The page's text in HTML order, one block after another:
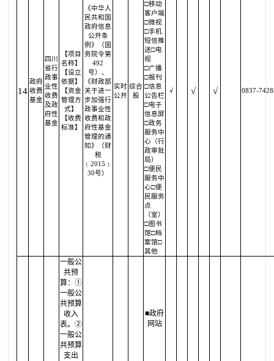
14
政府
收费
基金
四川
省行
政事
业性
收费
及政
府性
基金
【项目
名称】
【设立
依据】
【资金
管理方
式】
【收费
标准】
《中华人
民共和国
政府信息
公开条
例》（国
务院令第
492
号）、
《财政部
关于进一
步加强行
政事业性
收费和政
府性基金
管理的通
知》（财
税
﹝2015﹞
30号）
实时
公开
综合
股
□移动
客户端
□微视
□手机
短信推
送□电
视
□广播
□报刊
□信息
公告栏
□电子
信息屏
□政务
服务中
心（行
政审批
局）
□便民
服务中
心□便
民服务
点
（室）
□图书
馆□档
案馆□
其他
√ √ √ 0837-
一般公
共预
算：①
一般公
共预算
收入
表。②
一般公
共预算
支出
■政府
网站